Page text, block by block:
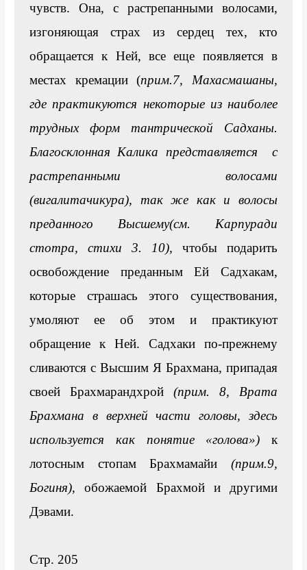
чувств. Она, с растрепанными волосами,
изгоняющая страх из сердец тех, кто
обращается к Ней, все еще появляется в
местах кремации (прим.7, Махасмашаны,
где практикуются некоторые из наиболее
трудных форм тантрической С
Благосклонная Калика представляется  с
растрепанными волосами
(вигалитачикура), так же как и волосы
преданного Высшему(см. Карпуради
стотра, стихи 3. 10), чтобы подарить
освобождение преданным Ей Садхакам,
которые страшась этого существования,
умоляют ее об этом и практикуют
обращение к Ней. Садхаки по-прежнему
сливаются с Высшим Я Брахмана, припадая
своей Брахмарандхрой (прим. 8, Врата
Брахмана в верхней части головы, здесь
используется как понятие «голова»)
к
лотосным стопам Брахмамайи
(прим.9,
Богиня), обожаемой Брахмой и другими
Дэвами.
Стр. 205